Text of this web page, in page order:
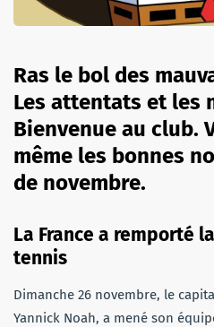
Ras le bol des
Les attentats et les
Bienvenue au club.
même les bonnes
de novembre.
La France a remporté
tennis
Dimanche 26 novembre, le
Yannick Noah, a mené son